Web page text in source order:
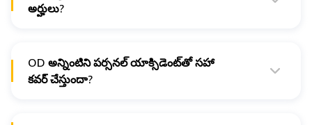
అర్హులు?
OD అన్నింటిని పర్సనల్ యాక్సిడెంట్​తో సహా
కవర్ చేస్తుందా?